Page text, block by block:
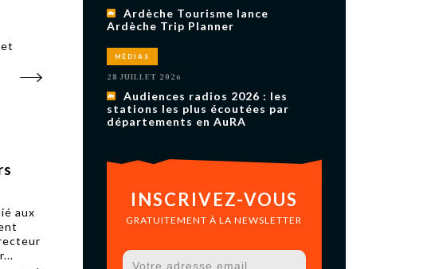
aux
Ardèche Tourisme lance
Ardèche Trip Planner
MÉDIAS
28 JUILLET 2026
Audiences radios 2026 : les
stations les plus écoutées par
départements en AuRA
INSCRIVEZ-VOUS
GRATUITEMENT À LA NEWSLETTER